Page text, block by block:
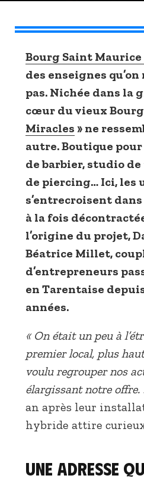
Bourg Saint Maurice
des enseignes
pas. Nichée dans la
cœur du vieux
Miracles » ne
autre. Boutique pour
de barbier, studio
de piercing… Ici, les
s’entrecroisent
à la fois
l’origine du projet,
Béatrice Millet,
d’entrepreneurs
en Tarentaise
années.
« On était un peu à
premier local, plus
voulu regrouper nos
élargissant notre offre.
an après leur
hybride attire
Une adresse